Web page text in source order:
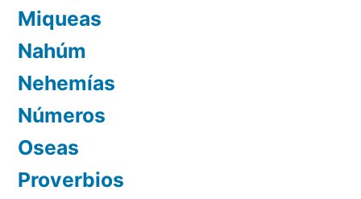
Miqueas
Nahúm
Nehemías
Números
Oseas
Proverbios